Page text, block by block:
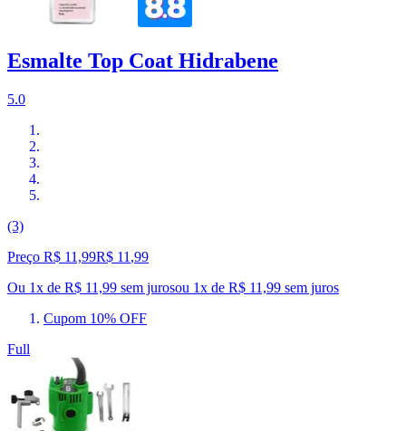
Esmalte Top Coat Hidrabene
5.0
(3)
Preço R$ 11,99R$ 11 ,99
Ou 1x de R$ 11,99 sem jurosou 1x de R$ 11,99 sem juros
Cupom 10% OFF
Full